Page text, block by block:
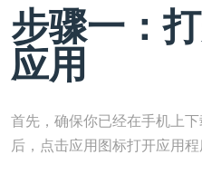
步骤一：
应用
首先，确保你已经在手机上
后，点击应用图标打开应用程